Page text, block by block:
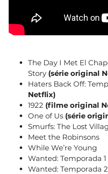
The Day I Met El
Story (série original
Haters Back Off:
Netflix)
1922 (filme original
One of Us (série
Smurfs: The Lost
Meet the Robinsons
While We’re Young
Wanted: Temporada 1
Wanted: Temporada 2